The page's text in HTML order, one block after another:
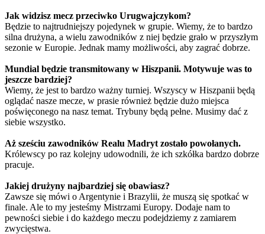
Jak widzisz mecz przeciwko Urugwajczykom?
Będzie to najtrudniejszy pojedynek w grupie. Wiemy, że to bardzo
silna drużyna, a wielu zawodników z niej będzie grało w przyszłym
sezonie w Europie. Jednak mamy możliwości, aby zagrać dobrze.
Mundial będzie transmitowany w Hiszpanii. Motywuje was to
jeszcze bardziej?
Wiemy, że jest to bardzo ważny turniej. Wszyscy w Hiszpanii będą
oglądać nasze mecze, w prasie również będzie dużo miejsca
poświęconego na nasz temat. Trybuny będą pełne. Musimy dać z
siebie wszystko.
Aż sześciu zawodników Realu Madryt zostało powołanych.
Królewscy po raz kolejny udowodnili, że ich szkółka bardzo dobrze
pracuje.
Jakiej drużyny najbardziej się obawiasz?
Zawsze się mówi o Argentynie i Brazylii, że muszą się spotkać w
finale. Ale to my jesteśmy Mistrzami Europy. Dodaje nam to
pewności siebie i do każdego meczu podejdziemy z zamiarem
zwycięstwa.